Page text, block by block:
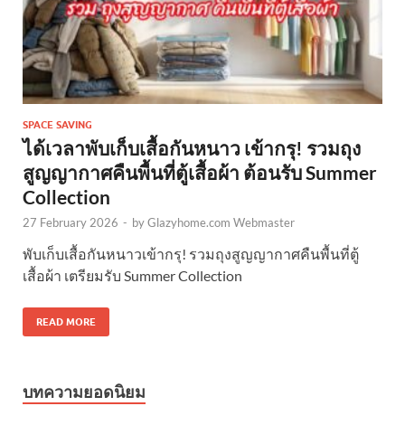
SPACE SAVING
ได้เวลาพับเก็บเสื้อกันหนาว เข้ากรุ! รวมถุง
สูญญากาศคืนพื้นที่ตู้เสื้อผ้า ต้อนรับ Summer
Collection
27 February 2026 - byGlazyhome.com Webmaster
พับเก็บเสื้อกันหนาวเข้ากรุ! รวมถุงสูญญากาศคืนพื้นที่ตู้
เสื้อผ้า เตรียมรับ Summer Collection
READ MORE
บทความยอดนิยม